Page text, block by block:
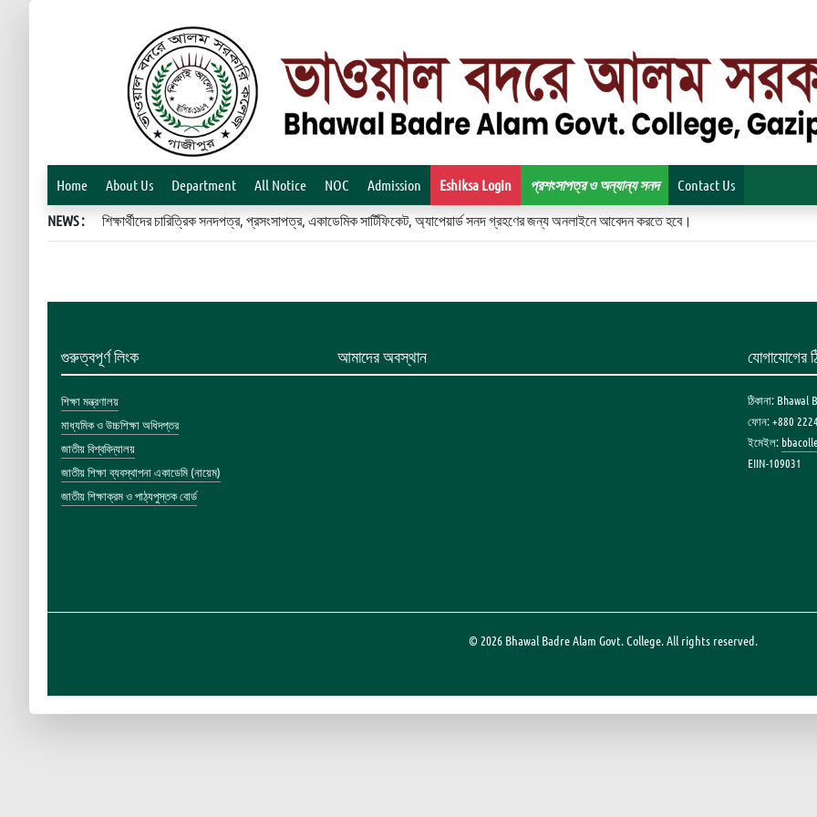
Home About Us Department All Notice NOC Admission Eshiksa Login প্রশংসাপত্র ও অন্যান্য সনদ Contact Us
NEWS : শিক্ষার্থীদের চারিত্রিক সনদপত্র, প্রসংসাপত্র, একাডেমিক সার্টিফিকেট, অ্যাপেয়ার্ড সনদ গ্রহণের জন্য অনলাইনে আবেদন করতে হবে।
গুরুত্বপূর্ণ লিংক
শিক্ষা মন্ত্রণালয়
মাধ্যমিক ও উচ্চশিক্ষা অধিদপ্তর
জাতীয় বিশ্ববিদ্যালয়
জাতীয় শিক্ষা ব্যবস্থাপনা একাডেমি (নায়েম)
জাতীয় শিক্ষাক্রম ও পাঠ্যপুস্তক বোর্ড
আমাদের অবস্থান যোগাযোগের
ঠিকানা:
ফোন: +880
ইমেইল:
EIIN-109031
© 2026 Bhawal Badre Alam Govt. College. All rights reserved.